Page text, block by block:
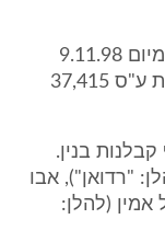
זהו ערעור מע"מ כנגד החלטת המשיב מיום 9.11.98
שניתנה בהשגה כנגד שומת מס תשומות ע"ס 37,415
בנין.
"רדואן"), אבו
אמין (להלן: